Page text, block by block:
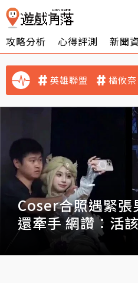
攻略分析 心得評測 新聞
英雄聯盟 橘攸奈
在遊戲裡過生活
Mobile》搶先試
演奏〈春日影〉